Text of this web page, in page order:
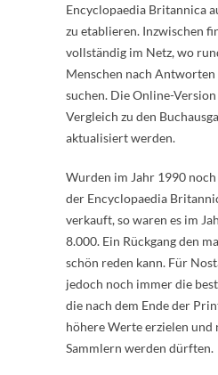
Encyclopaedia Britannica
zu etablieren. Inzwischen
vollständig im Netz, wo
Menschen nach
suchen. Die Online-
Vergleich zu den
aktualisiert werden.
Wurden im Jahr 1990
der Encyclopaedia
verkauft, so waren es im
8.000. Ein Rückgang den
schön reden kann. Für
jedoch noch immer die
die nach dem Ende der
höhere Werte erzielen und
Sammlern werden dürften.